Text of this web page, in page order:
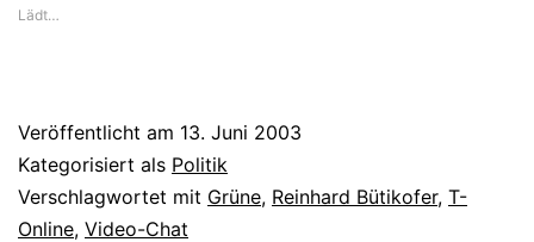
Lädt…
Veröffentlicht am 13. Juni 2003
Kategorisiert als Politik
Verschlagwortet mit Grüne, Reinhard Bütikofer, T-
Online, Video-Chat